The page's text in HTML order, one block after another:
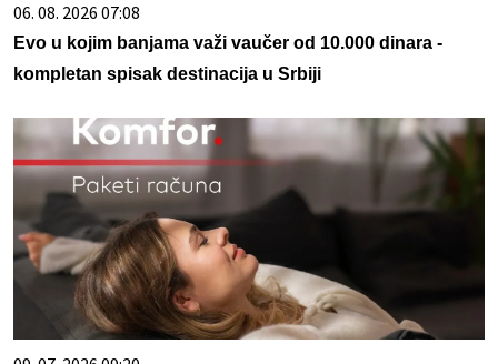
06. 08. 2026 07:08
Evo u kojim banjama važi vaučer od 10.000 dinara -
kompletan spisak destinacija u Srbiji